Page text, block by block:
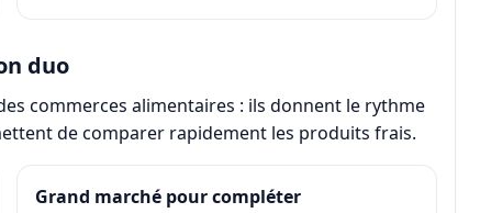
duo
commerces alimentaires : ils donnent le rythme
de comparer rapidement les produits frais.
Grand marché pour compléter